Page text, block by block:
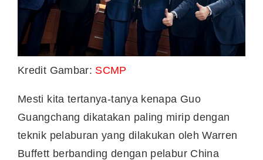
Kredit Gambar: SCMP
Mesti kita tertanya-tanya kenapa Guo
Guangchang dikatakan paling mirip dengan
teknik pelaburan yang dilakukan oleh Warren
Buffett berbanding dengan pelabur China